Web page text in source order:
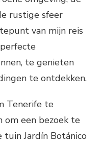
rustige sfeer
van mijn reis
te genieten
te ontdekken.
Tenerife te
om een bezoek te
tuin Jardín Botánico